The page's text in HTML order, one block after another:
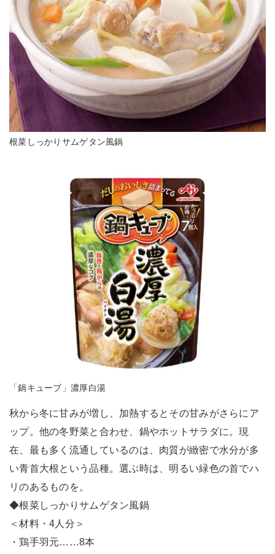
根菜しっかりサムゲタン風鍋
「鍋キューブ」濃厚白湯
秋から冬に甘みが増し、加熱するとその甘みがさらにア
ップ。他の冬野菜と合わせ、鍋やホットサラダに。現
在、最も多く流通しているのは、肉質が緻密で水分が多
い青首大根という品種。選ぶ時は、明るい緑色の首でハ
リのあるものを。
◆根菜しっかりサムゲタン風鍋
＜材料・4人分＞
・鶏手羽元……8本